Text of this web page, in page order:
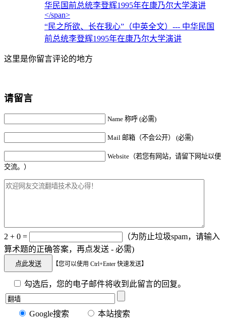
“民之所欲、长在我心”（中英全文） --- 中华民国
前总统李登辉1995年在康乃尔大学演讲
这里是你留言评论的地方
请留言
Name 称呼 (必需)
Mail 邮箱（不会公开） (必需)
Website（若您有网站，请留下网址以便
交流。）
2 + 0 =
（为防止垃圾spam，请输入
算术题的正确答案，再点发送 - 必需)
【您可以使用 Ctrl+Enter 快速发送】
勾选后，您的电子邮件将收到此留言的回复。
Google搜索 本站搜索